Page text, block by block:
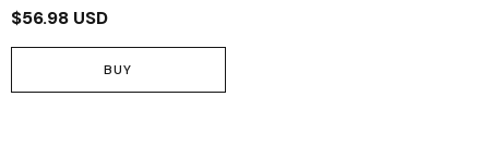
$56.98 USD
BUY